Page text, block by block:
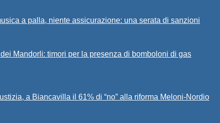
a palla, niente assicurazione: una serata di sanzioni
Mandorli: timori per la presenza di bomboloni di gas
a Biancavilla il 61% di “no” alla riforma Meloni-Nordio